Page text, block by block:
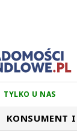
TYLKO U NAS
KONSUMENT